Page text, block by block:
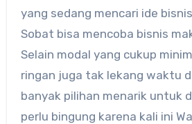
yang sedang mencari ide
Sobat bisa mencoba bisnis
Selain modal yang cukup
ringan juga tak lekang waktu
banyak pilihan menarik untuk
perlu bingung karena kali ini